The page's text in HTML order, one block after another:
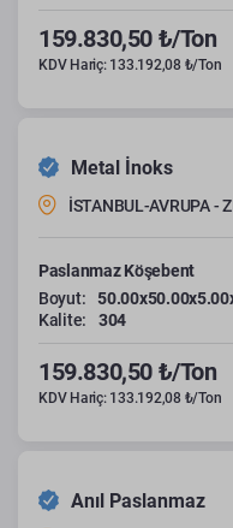
159.830,50 ₺/Ton
KDV Hariç: 133.192,08 ₺/Ton
Metal İnoks
İSTANBUL-AVRUPA -
Paslanmaz Köşebent
Boyut:
Kalite:
304
159.830,50 ₺/Ton
KDV Hariç: 133.192,08 ₺/Ton
Anıl Paslanmaz